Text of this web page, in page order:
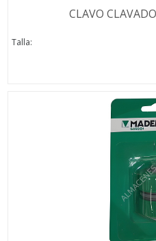
CLAVO
Talla: